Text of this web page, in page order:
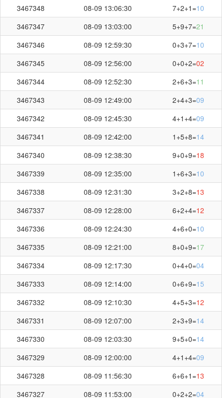
3467348
08-09 13:06:30 7+2+1=10
3467347
08-09 13:03:00 5+9+7=21
3467346
08-09 12:59:30 0+3+7=10
3467345
08-09 12:56:00 0+0+2=02
3467344
08-09 12:52:30 2+6+3=11
3467343
08-09 12:49:00 2+4+3=09
3467342
08-09 12:45:30 4+1+4=09
3467341
08-09 12:42:00 1+5+8=14
3467340
08-09 12:38:30 9+0+9=18
3467339
08-09 12:35:00 1+6+3=10
3467338
08-09 12:31:30 3+2+8=13
3467337
08-09 12:28:00 6+2+4=12
3467336
08-09 12:24:30 4+6+0=10
3467335
08-09 12:21:00 8+0+9=17
3467334
08-09 12:17:30 0+4+0=04
3467333
08-09 12:14:00 0+6+9=15
3467332
08-09 12:10:30 4+5+3=12
3467331
08-09 12:07:00 2+3+9=14
3467330
08-09 12:03:30 9+5+0=14
3467329
08-09 12:00:00 4+1+4=09
3467328
08-09 11:56:30 6+6+1=13
3467327
08-09 11:53:00 0+2+2=04